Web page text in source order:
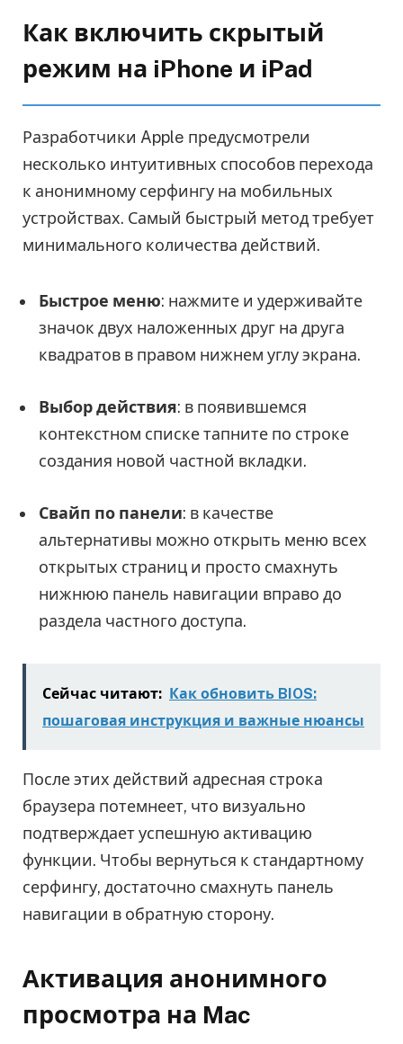
Как включить скрытый
режим на iPhone и iPad
Разработчики Apple предусмотрели
несколько интуитивных способов перехода
к анонимному серфингу на мобильных
устройствах. Самый быстрый метод требует
минимального количества действий.
Быстрое меню: нажмите и удерживайте
значок двух наложенных друг на друга
квадратов в правом нижнем углу экрана.
Выбор действия: в появившемся
контекстном списке тапните по строке
создания новой частной вкладки.
Свайп по панели: в качестве
альтернативы можно открыть меню всех
открытых страниц и просто смахнуть
нижнюю панель навигации вправо до
раздела частного доступа.
Сейчас читают: Как обновить BIOS:
пошаговая инструкция и важные нюансы
После этих действий адресная строка
браузера потемнеет, что визуально
подтверждает успешную активацию
функции. Чтобы вернуться к стандартному
серфингу, достаточно смахнуть панель
навигации в обратную сторону.
Активация анонимного
просмотра на Mac